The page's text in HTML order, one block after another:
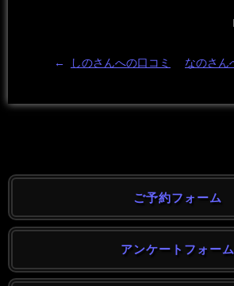
← しのさんへの口コミ なのさん
ご予約フォーム
アンケートフォーム